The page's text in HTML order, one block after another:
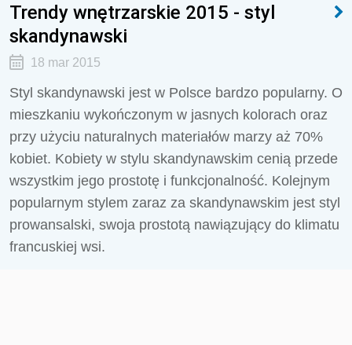
Trendy wnętrzarskie 2015 - styl
skandynawski
18 mar 2015
Styl skandynawski jest w Polsce bardzo popularny. O
mieszkaniu wykończonym w jasnych kolorach oraz
przy użyciu naturalnych materiałów marzy aż 70%
kobiet. Kobiety w stylu skandynawskim cenią przede
wszystkim jego prostotę i funkcjonalność. Kolejnym
popularnym stylem zaraz za skandynawskim jest styl
prowansalski, swoja prostotą nawiązujący do klimatu
francuskiej wsi.